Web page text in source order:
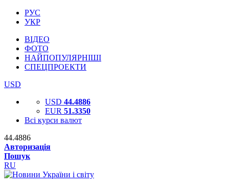
РУС
УКР
ВІДЕО
ФОТО
НАЙПОПУЛЯРНІШІ
СПЕЦПРОЕКТИ
USD
USD 44.4886
EUR 51.3350
Всі курси валют
44.4886
Авторизація
Пошук
RU